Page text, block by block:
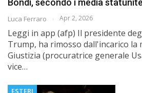
Bondi, secondo i media
Luca Ferraro Apr 2, 2026
Leggi in app (afp) Il presidente
Trump, ha rimosso dall'incarico la
Giustizia (procuratrice generale
vice…
ESTERI